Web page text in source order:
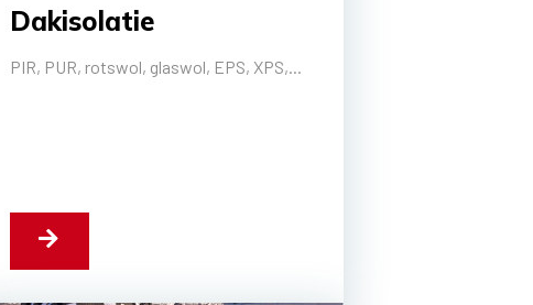
Dakisolatie
PIR, PUR, rotswol, glaswol, EPS, XPS,...